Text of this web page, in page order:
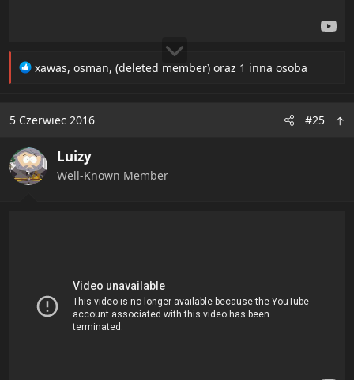
R
t
o
n
s
xawas, osman, (deleted member) oraz 1 inna osoba
5 Czerwiec 2016 #25
Luizy
Well-Known Member